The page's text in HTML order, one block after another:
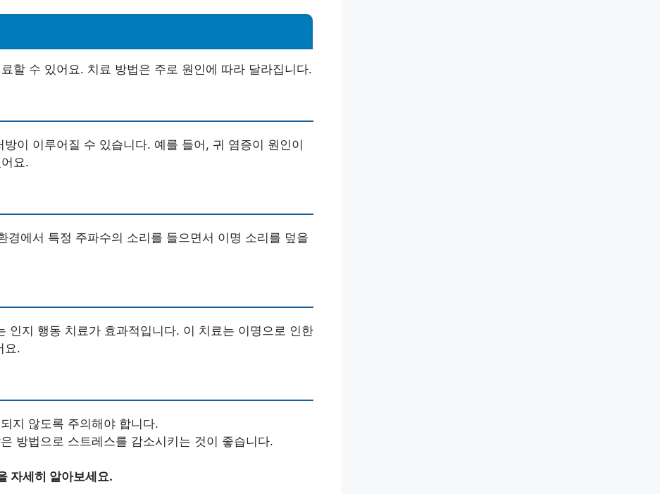
할 수 있어요. 치료 방법은 주로 원인에 따라 달라집니다.
이 이루어질 수 있습니다. 예를 들어, 귀 염증이 원인이
요.
경에서 특정 주파수의 소리를 들으면서 이명 소리를 덮을
인지 행동 치료가 효과적입니다. 이 치료는 이명으로 인한
요.
지 않도록 주의해야 합니다.
방법으로 스트레스를 감소시키는 것이 좋습니다.
자세히 알아보세요.